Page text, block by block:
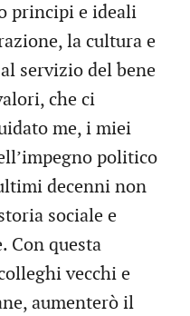
principi e ideali
la cultura e
servizio del bene
che ci
me, i miei
politico
decenni non
sociale e
Con questa
vecchi e
aumenterò il